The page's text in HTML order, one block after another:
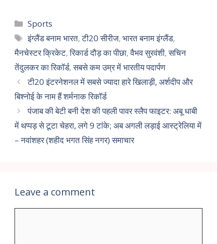
Sports
इंग्लैंड बनाम भारत,टी20 सीरीज,भारत बनाम इंग्लैंड,
मैनचेस्टर क्रिकेट,रिकार्ड दौड़ का पीछा,वैभव सुरवंशी,सचिन
तेंदुलकर का रिकॉर्ड,सबसे कम उम्र में भारतीय पदार्पण
टी20 इंटरनेशनल में सबसे ज्यादा हारे खिलाड़ी, अर्शदीप और
बिश्नोई के नाम हैं शर्मनाक रिकॉर्ड
पंजाब की बेटी बनी देश की पहली पावर स्लैप फाइटर: अबू धाबी
में थप्पड़ से टूटा चेहरा, लगे 9 टांके; अब अगली लड़ाई आस्ट्रेलिया में
– नवांशहर (शहीद भगत सिंह नगर) समाचार
Leave a comment